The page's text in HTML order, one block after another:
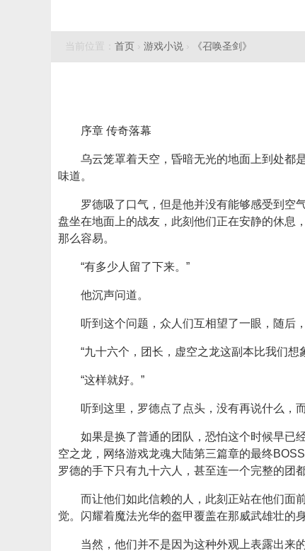
当前位置： 首页 › 游戏小说 › 《召唤圣剑》
序章 传奇落幕
乌云笼罩着天空，昏暗无光的地面上到处都
味道。
罗德吸了口气，但是他并没有能够感受到空
盘坐在地面上的战友，此刻他们正在安静的休息
那么容易。
“有多少人留了下来。”
他沉声问道。
听到这个问题，众人们互相望了一眼，随后
“九十六个，团长，虚空之龙这副本比我们
“这样就好。”
听到这里，罗德点了点头，没有再说什么，
如果是换了普通的团队，恐怕这个时候早已
空之龙，网络游戏龙魂大陆第三篇章的最终
罗德的手下只有九十六人，甚至连一个完整的团
而让他们如此信赖的人，此刻正站在他们面
觉。闪耀着魔法光华的盔甲覆盖在那威武雄壮的
当然，他们并不是因为这种外观上表露出来